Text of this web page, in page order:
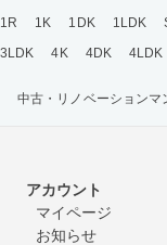
1R 1K 1DK 1LDK
3LDK
4K 4DK 4LDK
中古・リノベーション
アカウント
マイページ
お知らせ